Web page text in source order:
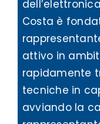
Costa è
attivo in
rapidamente
tecniche in
avviando la